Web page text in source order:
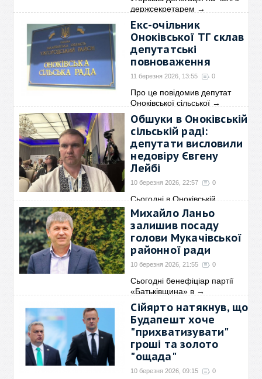
держсекретарем →
Екс-очільник
Оноківської ТГ склав
депутатські
повноваження
11 березня 2026, 13:55 0
Про це повідомив депутат
Оноківської сільської →
Обшуки в Оноківській
сільській раді:
депутати висловили
недовіру Євгену
Лейбі
10 березня 2026, 22:57 0
Сьогодні в Оноківській
сільській раді відбулася
Михайло Ланьо
залишив посаду
голови Мукачівської
районної ради
10 березня 2026, 21:55 0
Сьогодні бенефіціар партії
«Батьківщина» в →
Сійярто натякнув, що
Будапешт хоче
"прихватизувати"
гроші та золото
"ощада"
10 березня 2026, 09:15 0